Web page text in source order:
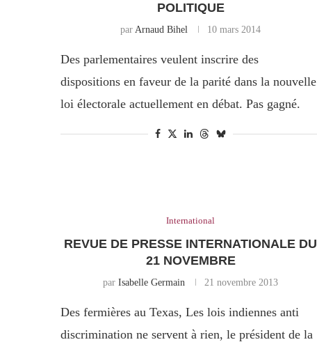
POLITIQUE
parArnaud Bihel 10 mars 2014
Des parlementaires veulent inscrire des
dispositions en faveur de la parité dans la nouvelle
loi électorale actuellement en débat. Pas gagné.
International
REVUE DE PRESSE INTERNATIONALE DU
21 NOVEMBRE
parIsabelle Germain 21 novembre 2013
Des fermières au Texas, Les lois indiennes anti
discrimination ne servent à rien, le président de la